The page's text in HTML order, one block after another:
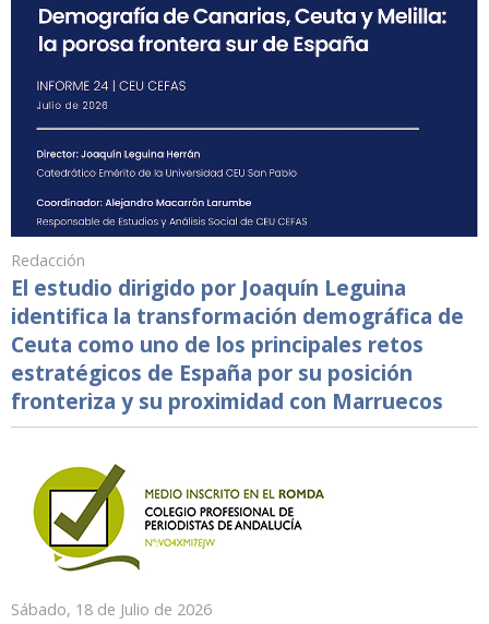
Redacción
El estudio dirigido por Joaquín Leguina
identifica la transformación demográfica de
Ceuta como uno de los principales retos
estratégicos de España por su posición
fronteriza y su proximidad con Marruecos
Sábado, 18 de Julio de 2026